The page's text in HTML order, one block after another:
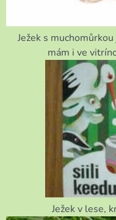
Ježek s
mám i ve
Ježek v lese,